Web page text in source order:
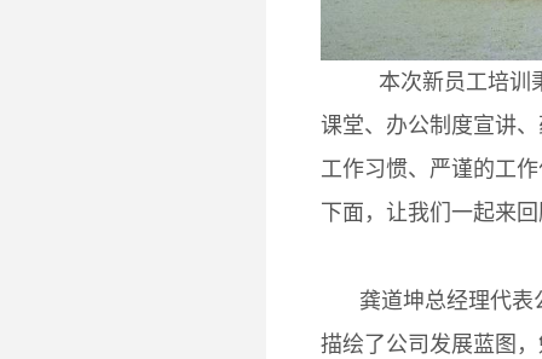
本次新员工培训
课堂、办公制度宣讲
工作习惯、严谨的工
下面，让我们一起来
龚道坤总经理代
描绘了公司发展蓝图